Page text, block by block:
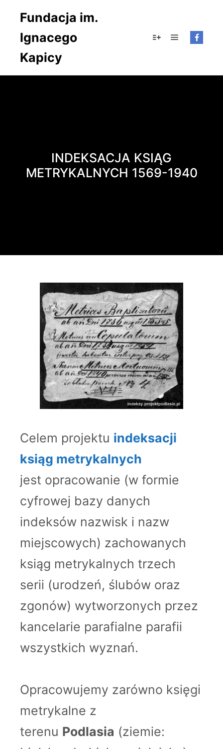
Fundacja im.
Ignacego
Kapicy
INDEKSACJA KSIĄG
METRYKALNYCH 1569-1940
Celem projektu indeksacji
ksiąg metrykalnych
jest opracowanie (w formie
cyfrowej bazy danych
indeksów nazwisk i nazw
miejscowych) zachowanych
ksiąg metrykalnych trzech
serii (urodzeń, ślubów oraz
zgonów) wytworzonych przez
kancelarie parafialne parafii
wszystkich wyznań.
Opracowujemy zarówno księgi
metrykalne z
terenu Podlasia (ziemie: